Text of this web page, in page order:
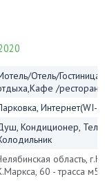
Отель/
/рестораны
Интернет(WI-
Кондиционер,
область,
60 - трасса м5